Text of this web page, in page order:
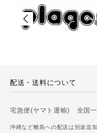
配送・送料について
宅急便(ヤマト運輸) 全国一
沖縄など離島への配送は別途追